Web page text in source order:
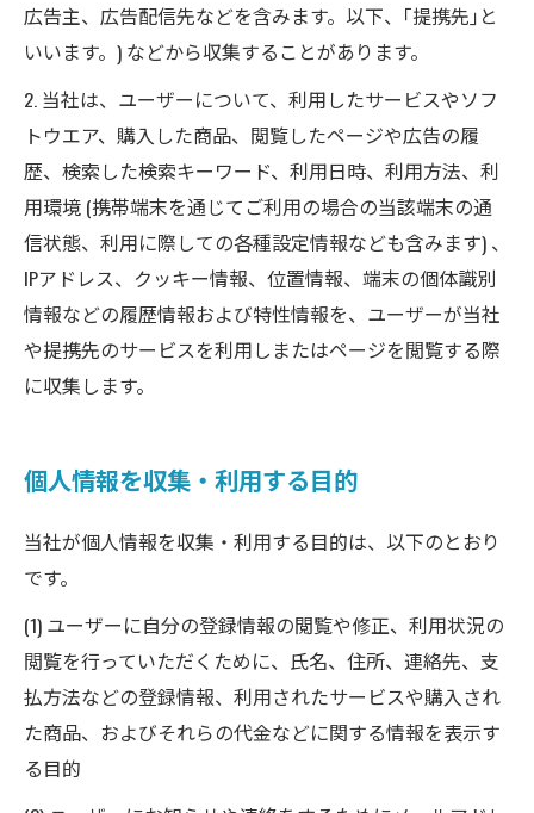
広告主、広告配信先などを含みます。以下、｢提携先｣と
いいます。) などから収集することがあります。
2. 当社は、ユーザーについて、利用したサービスやソフ
トウエア、購入した商品、閲覧したページや広告の履
歴、検索した検索キーワード、利用日時、利用方法、利
用環境 (携帯端末を通じてご利用の場合の当該端末の通
信状態、利用に際しての各種設定情報なども含みます) 、
IPアドレス、クッキー情報、位置情報、端末の個体識別
情報などの履歴情報および特性情報を、ユーザーが当社
や提携先のサービスを利用しまたはページを閲覧する際
に収集します。
個人情報を収集・利用する目的
当社が個人情報を収集・利用する目的は、以下のとおり
です。
(1) ユーザーに自分の登録情報の閲覧や修正、利用状況の
閲覧を行っていただくために、氏名、住所、連絡先、支
払方法などの登録情報、利用されたサービスや購入され
た商品、およびそれらの代金などに関する情報を表示す
る目的